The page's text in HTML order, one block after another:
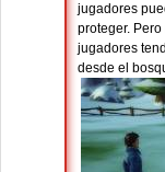
jugadores
proteger.
jugadores
desde el